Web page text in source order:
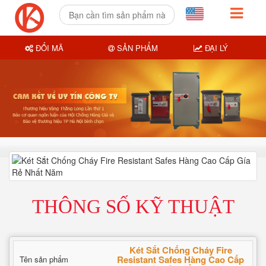
THÔNG SỐ KỸ THUẬT
Tên sản phẩm
Két Sắt Chống Cháy Fire
Resistant Safes Hàng Cao Cấp
ĐỔI MÃ SẢN PHẨM ĐẠI LÝ